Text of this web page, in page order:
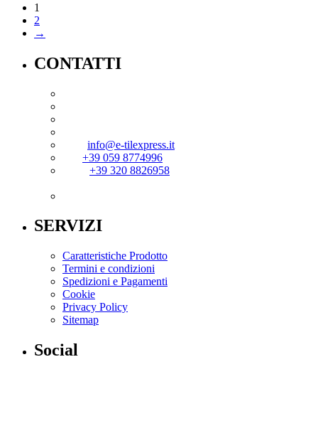
1
2
→
CONTATTI
info@e-tilexpress.it
+39 059 8774996
+39 320 8826958
SERVIZI
Caratteristiche Prodotto
Termini e condizioni
Spedizioni e Pagamenti
Cookie
Privacy Policy
Sitemap
Social